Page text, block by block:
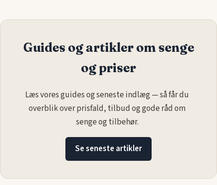
Guides og artikler om senge
og priser
Læs vores guides og seneste indlæg — så får du
overblik over prisfald, tilbud og gode råd om
senge og tilbehør.
Se seneste artikler